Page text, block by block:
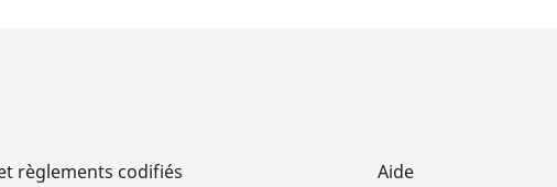
règlements codifiés Aide